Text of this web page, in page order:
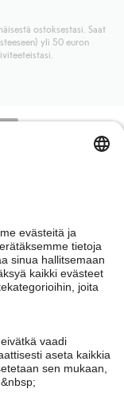
ostoksestasi. Saat
yli 50 euron